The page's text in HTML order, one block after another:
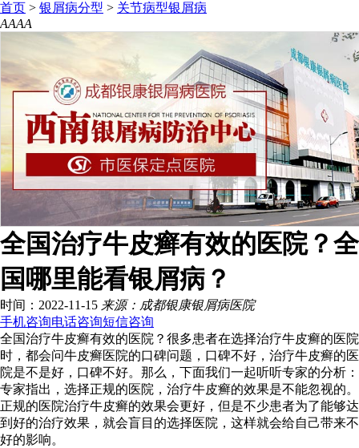
首页 > 银屑病分型 > 关节病型银屑病
AAAA
全国治疗牛皮癣有效的医院？全
国哪里能看银屑病？
时间：2022-11-15 来源：成都银康银屑病医院
手机咨询电话咨询短信咨询
全国治疗牛皮癣有效的医院？很多患者在选择治疗牛皮癣的医院
时，都会问牛皮癣医院的口碑问题，口碑不好，治疗牛皮癣的医
院是不是好，口碑不好。那么，下面我们一起听听专家的分析：
专家指出，选择正规的医院，治疗牛皮癣的效果是不能忽视的。
正规的医院治疗牛皮癣的效果会更好，但是不少患者为了能够达
到好的治疗效果，就会盲目的选择医院，这样就会给自己带来不
好的影响。